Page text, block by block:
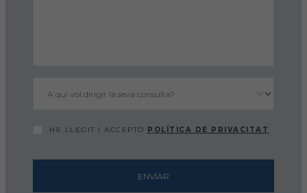
Revista Col·legial
HE LLEGIT I ACCEPTO POLÍTICA DE PRIVACITAT
ENVÍAR